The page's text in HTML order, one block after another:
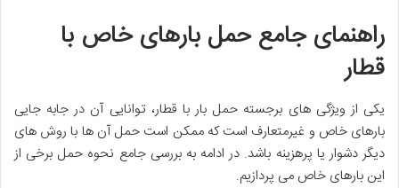
راهنمای جامع حمل بارهای خاص با
قطار
یکی از ویژگی های برجسته حمل بار با قطار، توانایی آن در جابه جایی
بارهای خاص و غیرمتعارف است که ممکن است حمل آن ها با روش های
دیگر دشوار یا پرهزینه باشد. در ادامه به بررسی جامع نحوه حمل برخی از
این بارهای خاص می پردازیم.